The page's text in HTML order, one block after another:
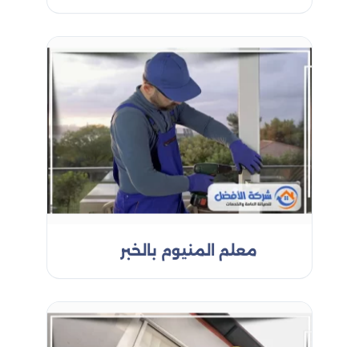
معلم المنيوم بالخبر